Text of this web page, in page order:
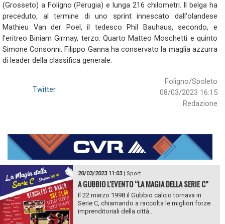
(Grosseto) a Foligno (Perugia) e lunga 216 chilometri. Il belga ha
preceduto,
al termine di uno sprint innescato
dall'olandese
Mathieu
Van der Poel, il tedesco Phil Bauhaus, secondo,
e
l'eritreo Biniam Girmay, terzo. Quarto Matteo Moschetti e quinto
Simone Consonni. Filippo Ganna ha conservato la maglia azzurra
di leader della classifica generale.
Foligno/Spoleto
08/03/2023 16:15
Redazione
Twitter
20/03/2023 11:03| Sport
A GUBBIO L'EVENTO “LA MAGIA DELLA SERIE C”
Il 22 marzo 1998 il Gubbio calcio tornava in
Serie C, chiamando a raccolta le migliori forze
imprenditoriali della città...